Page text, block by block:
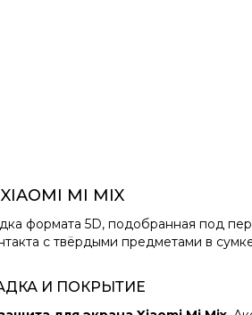
MI MIX
формата 5D, подобранная под
с твёрдыми предметами в
И ПОКРЫТИЕ